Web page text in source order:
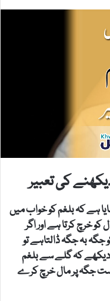
کی تعبیر
ہے کہ بلغم کو خواب میں
خرچ کرتا ہے اور اگر
بہ جگہ ڈالتاہے تو
کہ گلے سے بلغم
جگہ پر مال خرچ کرے